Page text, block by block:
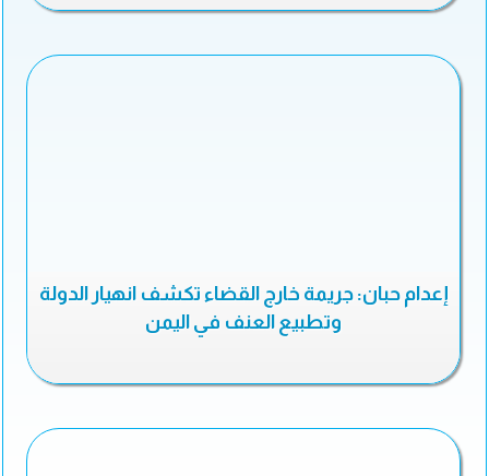
إعدام حبان: جريمة خارج القضاء تكشف انهيار الدولة
وتطبيع العنف في اليمن